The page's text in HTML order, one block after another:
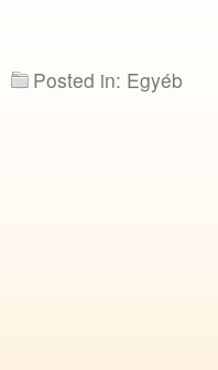
Posted in: Egyéb